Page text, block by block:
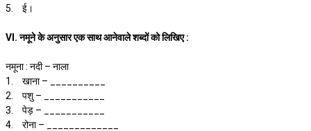
5.
ई।
VI. नमूने के अनुसार एक साथ आनेवाले शब्दों को लिखिए :
नमूना : नदी – नाला
1.
खाना – __________
2.
पशु – ___________
3.
पेड़ – ___________
4.
रोना – _____________